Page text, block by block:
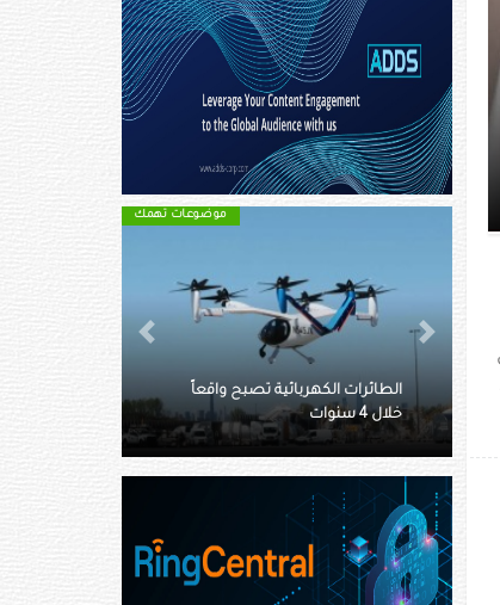
موضوعات تهمك
إنقاذ ثعبان ضخم داخل مطار
Previous
Next